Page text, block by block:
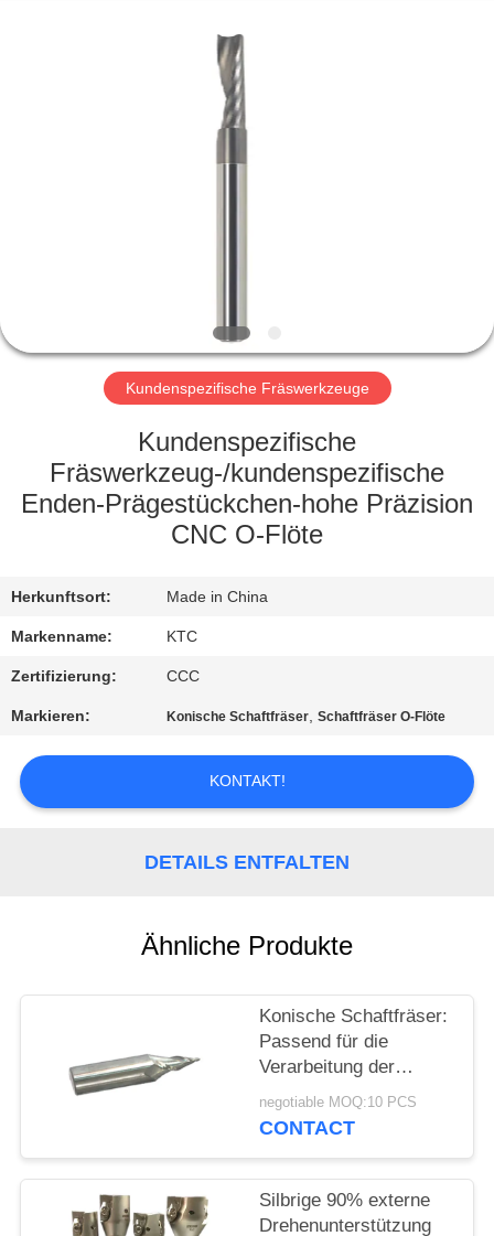
FABRIK-
AUSFLUG
QUALITÄTSKONTROLLE
MIT
UNS
IN
VERBINDUNG
FORDERN
SIE
POLICY
Kundenspezifische Fräswerkzeuge
Kundenspezifische
Fräswerkzeug-/kundenspezifische
Enden-Prägestückchen-hohe Präzision
CNC O-Flöte
Herkunftsort: Made in China
Markenname: KTC
Zertifizierung: CCC
Markieren: Konische Schaftfräser,Schaftfräser O-Flöte
KONTAKT!
DETAILS ENTFALTEN
Ähnliche Produkte
Konische Schaftfräser:
Passend für die
Verarbeitung der
Roheisen-Kupfer-hohen
Präzision
negotiable MOQ:10 PCS
CONTACT
Silbrige 90% externe
Drehenunterstützung